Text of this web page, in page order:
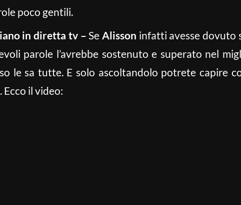
poco gentili.
in diretta tv – Se Alisson infatti avesse dovuto
parole l’avrebbe sostenuto e superato nel
le sa tutte. E solo ascoltandolo potrete capire
il video: